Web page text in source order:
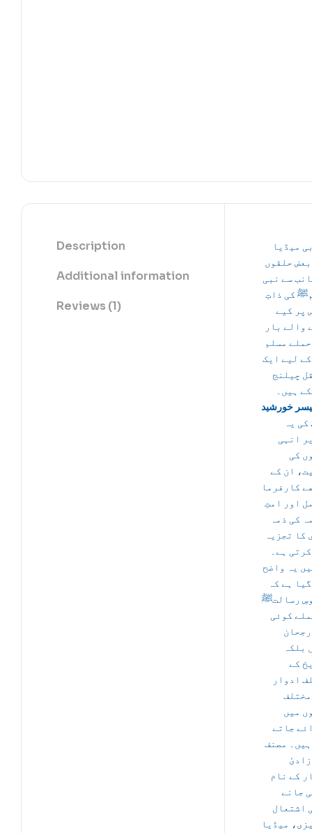
Description
Additional information
Reviews (1)
میڈیا
حلقوں
سے نبی
کی ذاتِ
پر کیے
والے بار
مسلم
لیے ایک
چیلنج
ہیں۔
خورشید
کی یہ
انہی
کی
ان کے
کارفرما
اور امتِ
کی ذمہ
کا تجزیہ
ہے۔
یہ واضح
ہے کہ
رسالتﷺ
کوئی
بلکہ
کے
ادوار
میں
جاتے
مصنف
کے نام
جانے
اشتعال
میڈیا